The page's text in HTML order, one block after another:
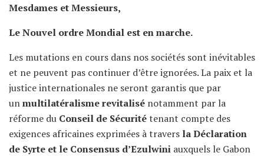
Mesdames et Messieurs,
Le Nouvel ordre Mondial est en marche.
Les mutations en cours dans nos sociétés sont inévitables
et ne peuvent pas continuer d’être ignorées. La paix et la
justice internationales ne seront garantis que par
unmultilatéralismerevitalisé notamment par la
réforme du Conseil de Sécuritétenant compte des
exigences africaines exprimées à travers la Déclaration
de Syrte et le Consensus d’Ezulwini auxquels le Gabon